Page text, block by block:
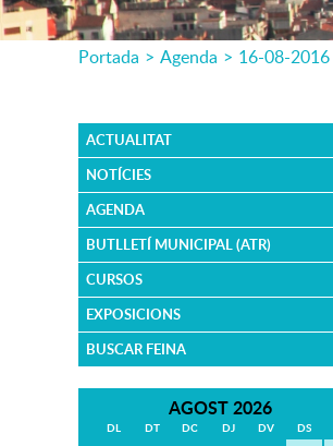
Portada > Agenda > 16-08-2016
ACTUALITAT
NOTÍCIES
AGENDA
BUTLLETÍ MUNICIPAL (ATR)
CURSOS
EXPOSICIONS
BUSCAR FEINA
AGOST 2026
DL DT DC DJ DV DS